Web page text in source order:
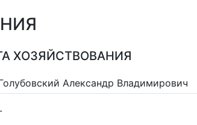
ХОЗЯЙСТВОВАНИЯ
Александр Владимирович